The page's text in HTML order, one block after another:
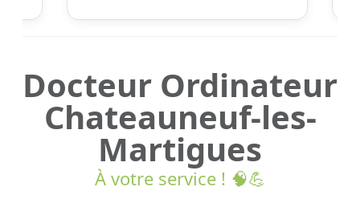
Docteur Ordinateur
Chateauneuf-les-
Martigues
À votre service ! 🧠💪